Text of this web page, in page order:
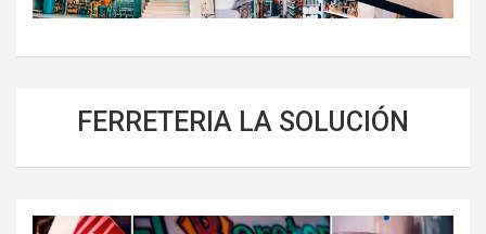
FERRETERIA LA SOLUCIÓN